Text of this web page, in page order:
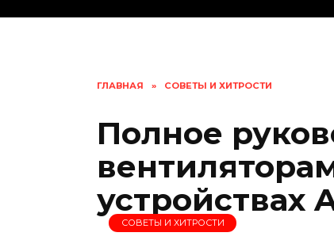
ГЛАВНАЯ » СОВЕТЫ И ХИТРОСТИ
Полное
устройствах
СОВЕТЫ И ХИТРОСТИ